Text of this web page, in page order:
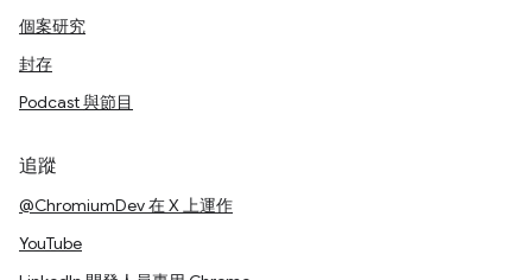
個案研究
封存
Podcast 與節目
追蹤
@ChromiumDev 在 X 上運作
YouTube